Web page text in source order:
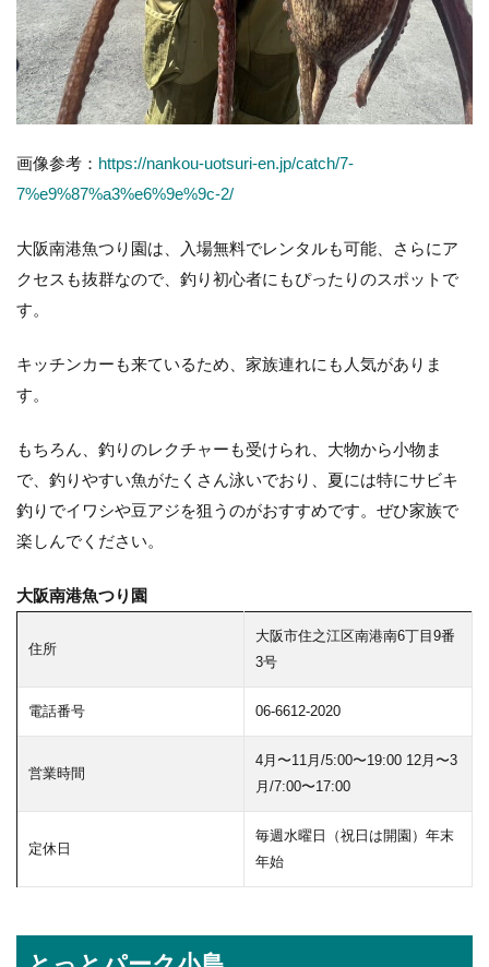
画像参考： https://nankou-uotsuri-en.jp/catch/7-
7%e9%87%a3%e6%9e%9c-2/
大阪南港魚つり園は、入場無料でレンタルも可能、さらにア
クセスも抜群なので、釣り初心者にもぴったりのスポットで
す。
キッチンカーも来ているため、家族連れにも人気がありま
す。
もちろん、釣りのレクチャーも受けられ、大物から小物ま
で、釣りやすい魚がたくさん泳いでおり、夏には特にサビキ
釣りでイワシや豆アジを狙うのがおすすめです。ぜひ家族で
楽しんでください。
大阪南港魚つり園
住所
大阪市住之江区南港南6丁目9番
3号
電話番号 06-6612-2020
営業時間
4月〜11月/5:00〜19:00 12月〜3
月/7:00〜17:00
定休日
毎週水曜日（祝日は開園）年末
年始